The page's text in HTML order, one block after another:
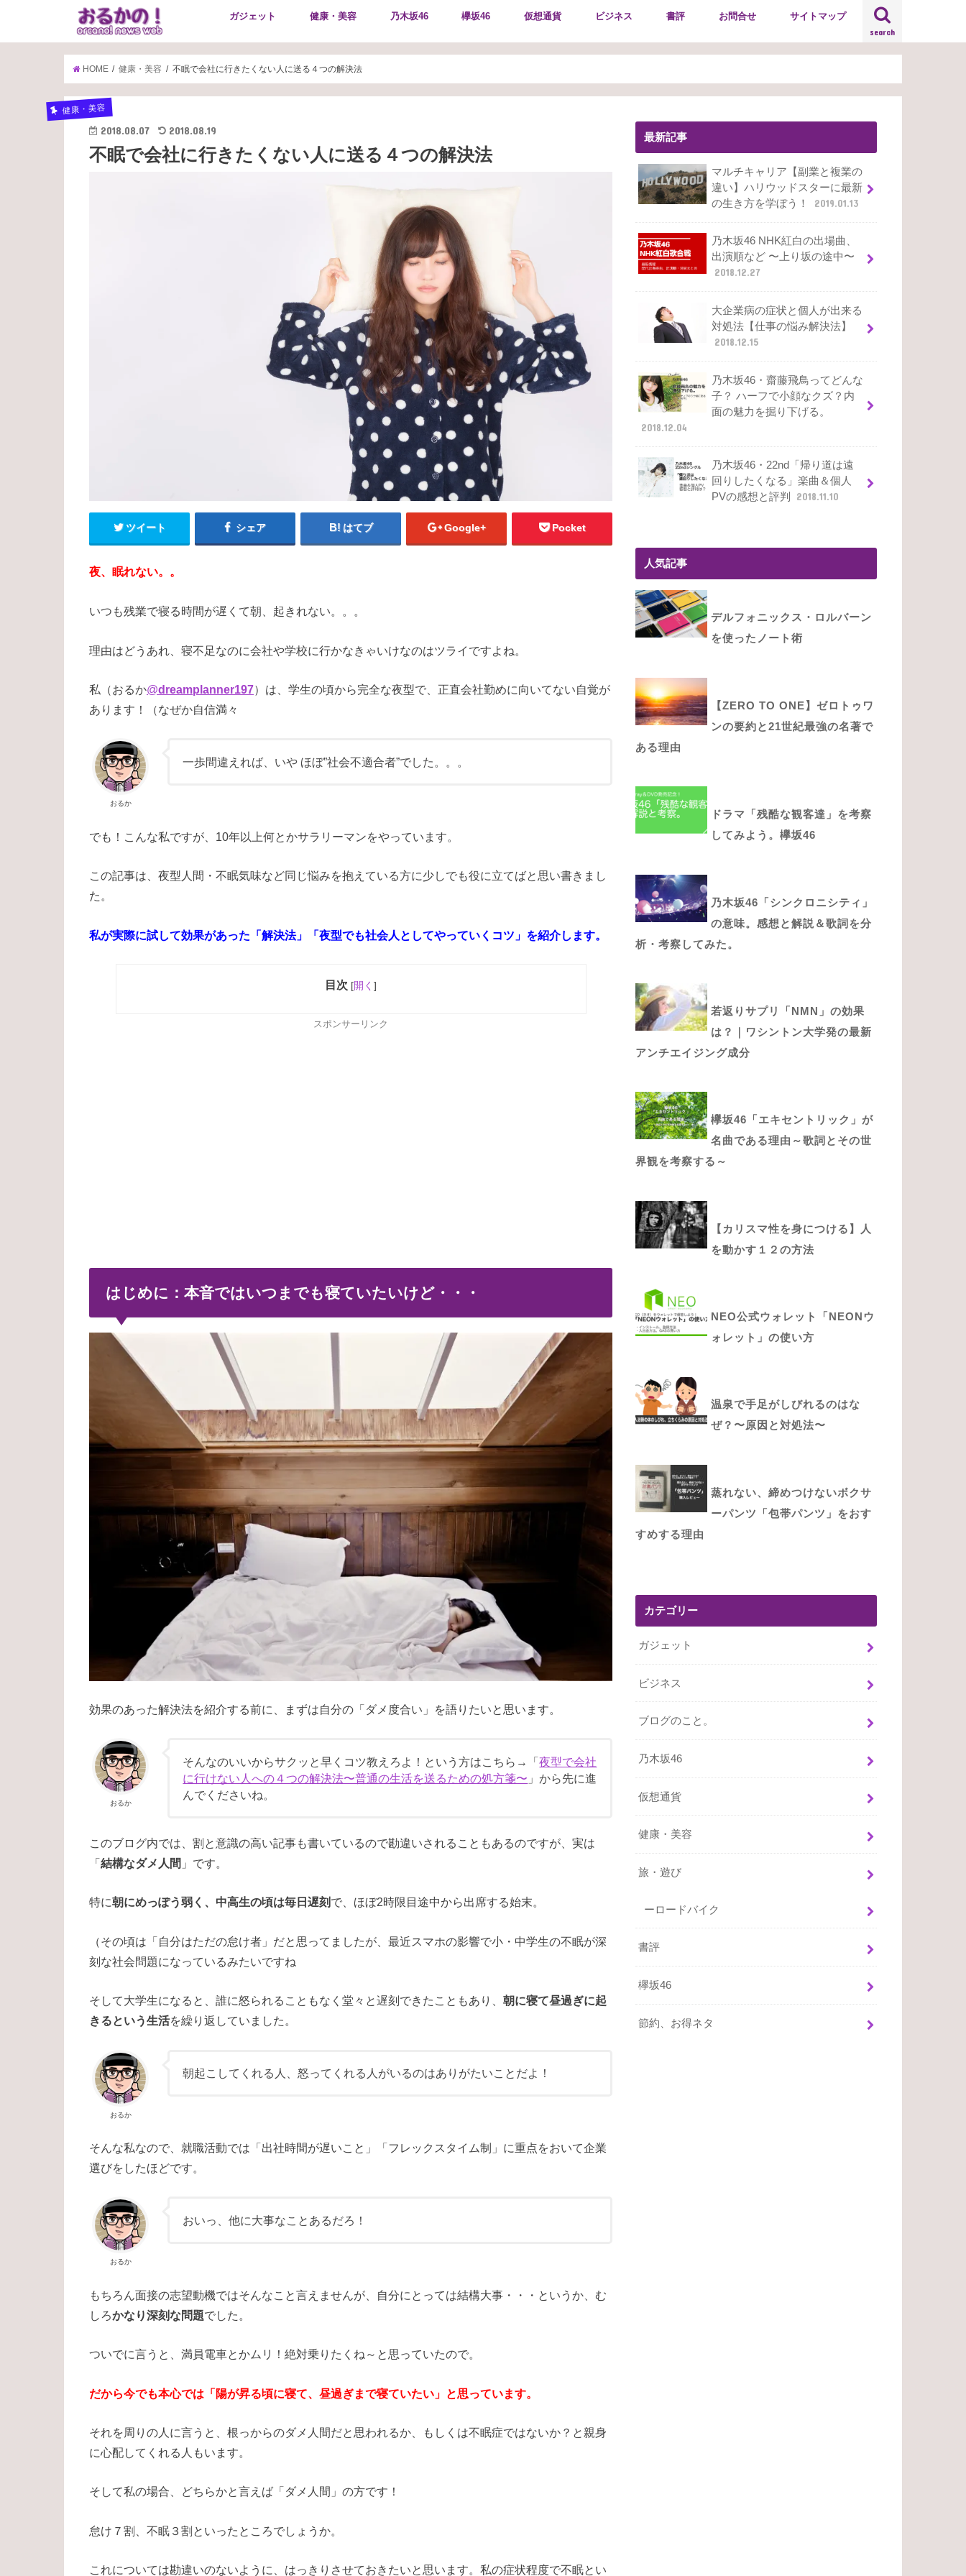
search
ガジェット 健康・美容 乃木坂46 欅坂46 仮想通貨 ビジネス 書評 お問合せ サイトマップ
HOME 健康・美容 不眠で会社に行きたくない人に送る４つの解決法
健康・美容
2018.08.07 2018.08.19
不眠で会社に行きたくない人に送る４つの解決法
ツイート シェア はてブ Google+ Pocket
夜、眠れない。。
いつも残業で寝る時間が遅くて朝、起きれない。。。
理由はどうあれ、寝不足なのに会社や学校に行かなきゃいけなのはツライですよね。
私（おるか@dreamplanner197） は、学生の頃から完全な夜型で、正直会社勤めに向いてない自覚が
あります！（なぜか自信満々
おるか
一歩間違えれば、いや ほぼ”社会不適合者”でした。。。
でも！こんな私ですが、10年以上何とかサラリーマンをやっています。
この記事は、夜型人間・不眠気味など同じ悩みを抱えている方に少しでも役に立てばと思い書きまし
た。
私が実際に試して効果があった「解決法」「夜型でも社会人としてやっていくコツ」を紹介します。
目次 [開く ]
スポンサーリンク
はじめに：本音ではいつまでも寝ていたいけど・・・
効果のあった解決法を紹介する前に、まずは自分の「ダメ度合い」を語りたいと思います。
おるか
そんなのいいからサクッと早くコツ教えろよ！という方はこちら→「夜型で会社
に行けない人への４つの解決法〜普通の生活を送るための処方箋〜 」から先に進
んでくださいね。
このブログ内では、割と意識の高い記事も書いているので勘違いされることもあるのですが、実は
「結構なダメ人間 」です。
特に朝にめっぽう弱く、中高生の頃は毎日遅刻 で、ほぼ2時限目途中から出席する始末。
（その頃は「自分はただの怠け者」だと思ってましたが、最近スマホの影響で小・中学生の不眠が深
刻な社会問題になっているみたいですね
そして大学生になると、誰に怒られることもなく堂々と遅刻できたこともあり、 朝に寝て昼過ぎに起
きるという生活を繰り返していました。
おるか
朝起こしてくれる人、怒ってくれる人がいるのはありがたいことだよ！
そんな私なので、就職活動では「出社時間が遅いこと」「フレックスタイム制」に重点をおいて企業
選びをしたほどです。
おるか
おいっ、他に大事なことあるだろ！
もちろん面接の志望動機ではそんなこと言えませんが、自分にとっては結構大事・・・というか、む
しろかなり深刻な問題でした。
ついでに言うと、満員電車とかムリ！絶対乗りたくね～と思っていたので。
だから今でも本心では「陽が昇る頃に寝て、昼過ぎまで寝ていたい」と思っています。
それを周りの人に言うと、根っからのダメ人間だと思われるか、もしくは不眠症ではないか？と親身
に心配してくれる人もいます。
そして私の場合、どちらかと言えば「ダメ人間」の方です！
怠け７割、不眠３割といったところでしょうか。
これについては勘違いのないように、はっきりさせておきたいと思います。私の症状程度で不眠とい
最新記事
マルチキャリア【副業と複業の
違い】ハリウッドスターに最新
の生き方を学ぼう！
2019.01.13
乃木坂46 NHK紅白の出場曲、
出演順など 〜上り坂の途中〜
2018.12.27
大企業病の症状と個人が出来る
対処法【仕事の悩み解決法】
2018.12.15
乃木坂46・齋藤飛鳥ってどんな
子？ ハーフで小顔なクズ？内
面の魅力を掘り下げる。
2018.12.04
乃木坂46・22nd「帰り道は遠
回りしたくなる」楽曲＆個人
PVの感想と評判
2018.11.10
人気記事
デルフォニックス・ロルバーン
を使ったノート術
【ZERO TO ONE】ゼロトゥワ
ンの要約と21世紀最強の名著で
ある理由
ドラマ「残酷な観客達」を考察
してみよう。欅坂46
乃木坂46「シンクロニシティ」
の意味。感想と解説＆歌詞を分
析・考察してみた。
若返りサプリ「NMN」の効果
は？｜ワシントン大学発の最新
アンチエイジング成分
欅坂46「エキセントリック」が
名曲である理由～歌詞とその世
界観を考察する～
【カリスマ性を身につける】人
を動かす１２の方法
NEO公式ウォレット「NEONウ
ォレット」の使い方
温泉で手足がしびれるのはな
ぜ？〜原因と対処法〜
蒸れない、締めつけないボクサ
ーパンツ「包帯パンツ」をおす
すめする理由
カテゴリー
ガジェット
ビジネス
ブログのこと。
乃木坂46
仮想通貨
健康・美容
旅・遊び
ーロードバイク
書評
欅坂46
節約、お得ネタ